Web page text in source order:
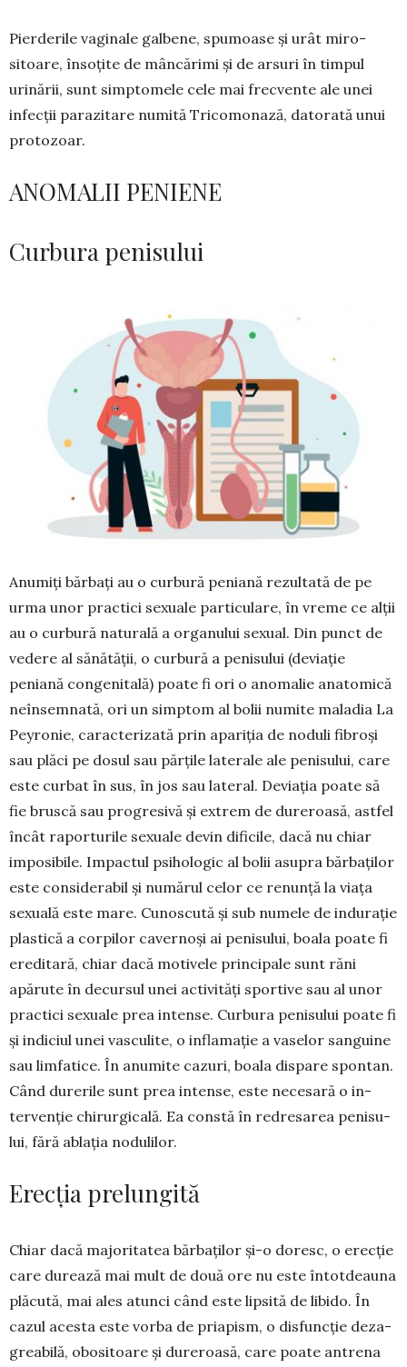
Pierderile vaginale galbene, spumoase și urât miro­
sitoare, însoțite de mâncărimi și de arsuri în timpul
urinării, sunt simptomele cele mai frecvente ale unei
infecții parazitare numită Tricomonază, datorată unui
protozoar.
ANOMALII PENIENE
Curbura penisului
Anumiți bărbați au o curbură peniană rezultată de pe
urma unor practici sexuale particulare, în vreme ce alții
au o curbură naturală a organului sexual. Din punct de
vedere al sănătății, o curbură a penisului (deviație
peniană congenitală) poate fi ori o anomalie anatomică
neînsemnată, ori un simp­tom al bolii nu­mite maladia La
Peyronie, carac­terizată prin apariția de no­duli fibroși
sau plăci pe dosul sau părțile laterale ale penisului, care
este curbat în sus, în jos sau lateral. De­viația poate să
fie bruscă sau progresivă și extrem de dureroasă, astfel
încât raporturile sexuale devin difi­cile, dacă nu chiar
im­po­sibile. Impactul psiho­lo­gic al bolii asupra băr­­baților
este considerabil și numă­rul celor ce renunță la via­ța
sexuală este mare. Cu­nos­cută și sub numele de in­durație
plastică a cor­pilor caver­noși ai penisu­lui, boa­la poate fi
ere­di­tară, chiar dacă motivele prin­cipale sunt răni
apărute în decur­sul unei activități sportive sau al unor
practici sexuale prea intense. Curbu­ra peni­su­lui poate fi
și indiciul unei vasculite, o inflamație a vaselor san­guine
sau lim­fatice. În anumite cazuri, boa­la dis­pare spontan.
Când durerile sunt prea in­tense, este necesară o in­
tervenție chirurgicală. Ea constă în redresarea peni­su­
lui, fără ablația nodu­li­lor.
Erecția prelungită
Chiar dacă majoritatea bărbaților și-o doresc, o erec­ție
care durează mai mult de două ore nu este întotdeauna
plăcută, mai ales atunci când este lip­sită de libido. În
cazul acesta este vorba de pria­pism, o disfuncție deza­
greabilă, o­bo­sitoare și du­reroasă, care poate an­trena